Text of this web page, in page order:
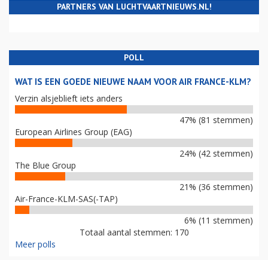
PARTNERS VAN LUCHTVAARTNIEUWS.NL!
POLL
WAT IS EEN GOEDE NIEUWE NAAM VOOR AIR FRANCE-KLM?
Verzin alsjeblieft iets anders
47% (81 stemmen)
European Airlines Group (EAG)
24% (42 stemmen)
The Blue Group
21% (36 stemmen)
Air-France-KLM-SAS(-TAP)
6% (11 stemmen)
Totaal aantal stemmen: 170
Meer polls